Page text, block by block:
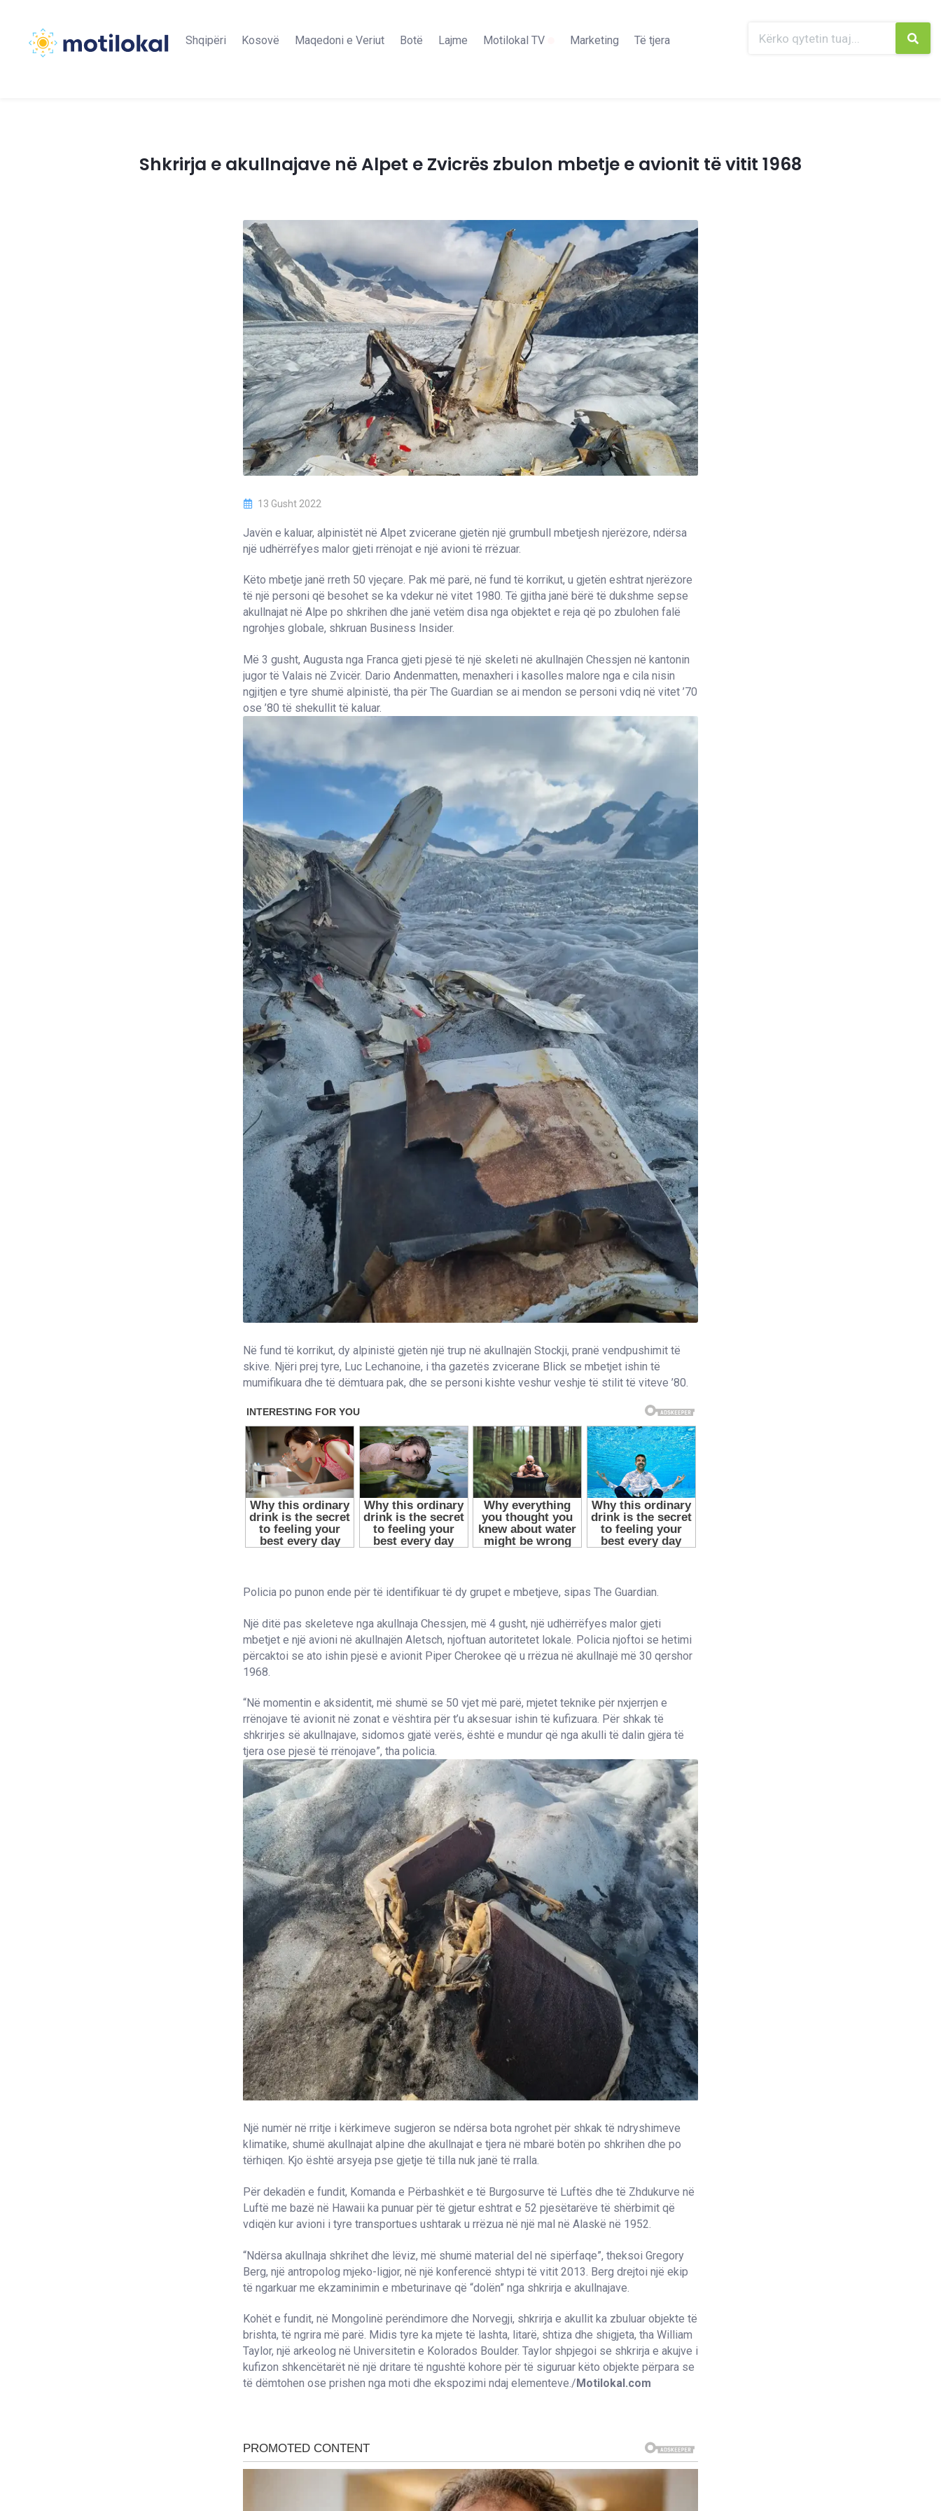
Shqipëri Kosovë Maqedoni e Veriut Botë Lajme Motilokal TV Marketing Të tjera
Shkrirja e akullnajave në Alpet e Zvicrës zbulon mbetje e avionit të vitit 1968
13 Gusht 2022
Javën e kaluar, alpinistët në Alpet zvicerane gjetën një grumbull mbetjesh njerëzore, ndërsa
një udhërrëfyes malor gjeti rrënojat e një avioni të rrëzuar.
Këto mbetje janë rreth 50 vjeçare. Pak më parë, në fund të korrikut, u gjetën eshtrat njerëzore
të një personi që besohet se ka vdekur në vitet 1980. Të gjitha janë bërë të dukshme sepse
akullnajat në Alpe po shkrihen dhe janë vetëm disa nga objektet e reja që po zbulohen falë
ngrohjes globale, shkruan Business Insider.
Më 3 gusht, Augusta nga Franca gjeti pjesë të një skeleti në akullnajën Chessjen në kantonin
jugor të Valais në Zvicër. Dario Andenmatten, menaxheri i kasolles malore nga e cila nisin
ngjitjen e tyre shumë alpinistë, tha për The Guardian se ai mendon se personi vdiq në vitet ’70
ose ’80 të shekullit të kaluar.
Në fund të korrikut, dy alpinistë gjetën një trup në akullnajën Stockji, pranë vendpushimit të
skive. Njëri prej tyre, Luc Lechanoine, i tha gazetës zvicerane Blick se mbetjet ishin të
mumifikuara dhe të dëmtuara pak, dhe se personi kishte veshur veshje të stilit të viteve ’80.
Policia po punon ende për të identifikuar të dy grupet e mbetjeve, sipas The Guardian.
Një ditë pas skeleteve nga akullnaja Chessjen, më 4 gusht, një udhërrëfyes malor gjeti
mbetjet e një avioni në akullnajën Aletsch, njoftuan autoritetet lokale. Policia njoftoi se hetimi
përcaktoi se ato ishin pjesë e avionit Piper Cherokee që u rrëzua në akullnajë më 30 qershor
1968.
“Në momentin e aksidentit, më shumë se 50 vjet më parë, mjetet teknike për nxjerrjen e
rrënojave të avionit në zonat e vështira për t’u aksesuar ishin të kufizuara. Për shkak të
shkrirjes së akullnajave, sidomos gjatë verës, është e mundur që nga akulli të dalin gjëra të
tjera ose pjesë të rrënojave”, tha policia.
Një numër në rritje i kërkimeve sugjeron se ndërsa bota ngrohet për shkak të ndryshimeve
klimatike, shumë akullnajat alpine dhe akullnajat e tjera në mbarë botën po shkrihen dhe po
tërhiqen. Kjo është arsyeja pse gjetje të tilla nuk janë të rralla.
Për dekadën e fundit, Komanda e Përbashkët e të Burgosurve të Luftës dhe të Zhdukurve në
Luftë me bazë në Hawaii ka punuar për të gjetur eshtrat e 52 pjesëtarëve të shërbimit që
vdiqën kur avioni i tyre transportues ushtarak u rrëzua në një mal në Alaskë në 1952.
“Ndërsa akullnaja shkrihet dhe lëviz, më shumë material del në sipërfaqe”, theksoi Gregory
Berg, një antropolog mjeko-ligjor, në një konferencë shtypi të vitit 2013. Berg drejtoi një ekip
të ngarkuar me ekzaminimin e mbeturinave që “dolën” nga shkrirja e akullnajave.
Kohët e fundit, në Mongolinë perëndimore dhe Norvegji, shkrirja e akullit ka zbuluar objekte të
brishta, të ngrira më parë. Midis tyre ka mjete të lashta, litarë, shtiza dhe shigjeta, tha William
Taylor, një arkeolog në Universitetin e Kolorados Boulder. Taylor shpjegoi se shkrirja e akujve i
kufizon shkencëtarët në një dritare të ngushtë kohore për të siguruar këto objekte përpara se
të dëmtohen ose prishen nga moti dhe ekspozimi ndaj elementeve./Motilokal.com